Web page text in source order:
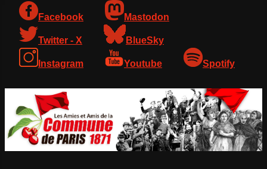
Facebook Mastodon
Twitter - X BlueSky
Instagram Youtube Spotify